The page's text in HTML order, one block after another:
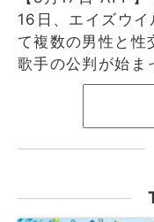
16日、エイズウ
て複数の男性と性
歌手の公判が始ま